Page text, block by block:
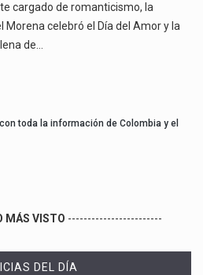
cargado de romanticismo, la
celebró el Día del Amor y la
de…
toda la información de Colombia y el
MÁS VISTO ------------------------
DEL DÍA